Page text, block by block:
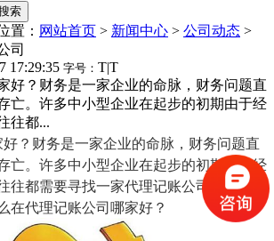
置： 网站首页 > 新闻中心 > 公司动态 >
司
17:29:35 字号： T|T
好？财务是一家企业的命脉，财务问题直
亡。许多中小型企业在起步的初期由于经
往都...
？财务是一家企业的命脉，财务问题直
亡。许多中小型企业在起步的初期由于经
往都需要寻找一家代理记账公司来缓解企
在代理记账公司哪家好？